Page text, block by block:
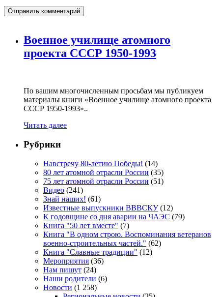
Военное училище атомного
проекта СССР 1950-1993
По вашим многочисленным просьбам мы публикуем
материалы книги «Военное училище атомного проекта
СССР 1950-1993»..
Читать далее
Рубрики
Навстречу 80-летию Победы! (14)
80 лет атомной отрасли России (35)
75 лет атомной отрасли России (51)
Видео (241)
Знай наших! (61)
Известные выпускники ВВВСКУ(12)
К годовщине со дня аварии на ЧАЭС (79)
Книга "50 лет вместе" (7)
Книга "В одном строю. Воспоминания ветеранов
военно-строительных частей." (62)
Книга "Славные традиции" (12)
Мероприятия (36)
Нам пишут (24)
Наши родители (6)
Новости (1 258)